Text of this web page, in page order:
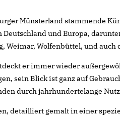
Münsterland stammende
und Europa,
Weimar, Wolfenbüttel, und
er immer wieder
sein Blick ist ganz auf
durch jahrhundertelange
detailliert gemalt in einer